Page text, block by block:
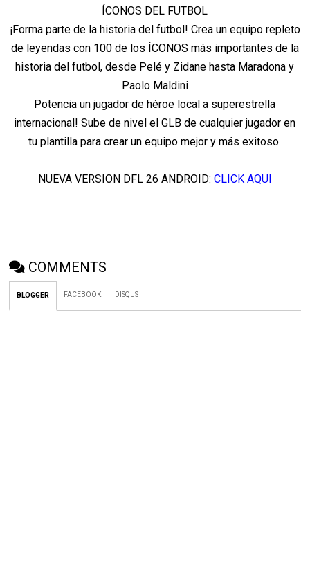
ÍCONOS DEL FUTBOL
¡Forma parte de la historia del futbol! Crea un equipo repleto
de leyendas con 100 de los ÍCONOS más importantes de la
historia del futbol, desde Pelé y Zidane hasta Maradona y
Paolo Maldini
Potencia un jugador de héroe local a superestrella
internacional! Sube de nivel el GLB de cualquier jugador en
tu plantilla para crear un equipo mejor y más exitoso.
NUEVA VERSION DFL 26 ANDROID: CLICK AQUI
COMMENTS
BLOGGER FACEBOOK DISQUS